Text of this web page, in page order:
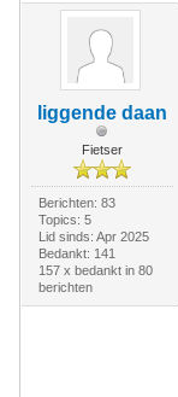
liggende daan
Fietser
Berichten: 83
Topics: 5
Lid sinds: Apr 2025
Bedankt: 141
157 x bedankt in 80
berichten